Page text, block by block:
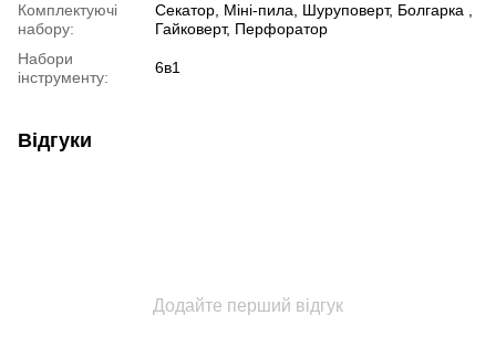
Комплектуючі
набору:
Секатор, Міні-пила, Шуруповерт, Болгарка ,
Гайковерт, Перфоратор
Набори
інструменту:
6в1
Відгуки
Додайте перший відгук